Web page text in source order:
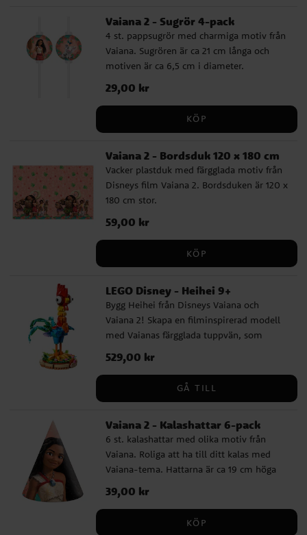
Vaiana 2 - Sugrör 4-pack
4 st. pappsugrör med charmiga motiv från
Vaiana. Sugrören är ca 21 cm långa och
motiven är ca 6,5 cm i diameter.
Pris:29,00 kr
29,00 kr
KÖP
Vaiana 2 - Bordsduk 120 x 180 cm
Vacker plastduk med färgglada motiv från
Disneys film Vaiana 2. Bordsduken är 120 x
180 cm stor.
Pris:59,00 kr
59,00 kr
KÖP
LEGO Disney - Heihei 9+
Bygg Heihei från Disneys Vaiana och
Vaiana 2! Skapa en filminspirerad modell
med Vaianas färgglada tuppvän, som
pickar sig genom en rad äventyr men
nästan alltid landar med näbben uppåt!
När Heihei är klar kan du sätta honom på
hans ställ och ändra ställning genom att
stjärten upp och ner eller åt sidorna. Släng
till honom lite majs – han är en hungrig
tupp! Ta med fantasin och allt det roliga
från Disneys Vaiana och Vaiana 2 till den
verkliga världen med den rörliga LEGO® ǀ
Disney Vaiana 2 byggleksaken Heihei
(43272). Djurfantaster, filmälskare och barn
Pris :529,00 kr
529,00 kr
GÅ TILL
Vaiana 2 - Kalashattar 6-pack
6 st. kalashattar med olika motiv från
Vaiana. Roliga att ha till ditt kalas med
Vaiana-tema. Hattarna är ca 19 cm höga
och hålls plats med ett resårband.
Pris:39,00 kr
39,00 kr
KÖP